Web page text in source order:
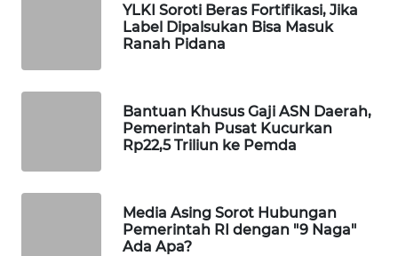
YLKI Soroti Beras Fortifikasi, Jika
Label Dipalsukan Bisa Masuk
Ranah Pidana
Bantuan Khusus Gaji ASN Daerah,
Pemerintah Pusat Kucurkan
Rp22,5 Triliun ke Pemda
Media Asing Sorot Hubungan
Pemerintah RI dengan "9 Naga"
Ada Apa?
WAHANA